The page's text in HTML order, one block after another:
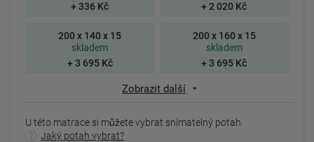
+ 336 Kč
+ 2 020 Kč
200 x 140 x 15
skladem
+ 3 695 Kč
200 x 160 x 15
skladem
+ 3 695 Kč
Zobrazit další
U této matrace si můžete vybrat snímatelný potah.
Jaký potah vybrat?